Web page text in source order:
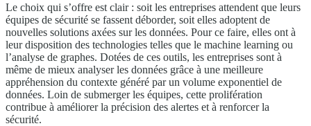
Le choix qui s’offre est clair : soit les entreprises attendent que leurs
équipes de sécurité se fassent déborder, soit elles adoptent de
nouvelles solutions axées sur les données. Pour ce faire, elles ont à
leur disposition des technologies telles que le machine learning ou
l’analyse de graphes. Dotées de ces outils, les entreprises sont à
même de mieux analyser les données grâce à une meilleure
appréhension du contexte généré par un volume exponentiel de
données. Loin de submerger les équipes, cette prolifération
contribue à améliorer la précision des alertes et à renforcer la
sécurité.